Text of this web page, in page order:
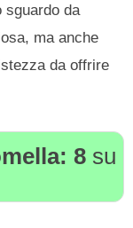
sguardo da
ma anche
da offrire
8 su